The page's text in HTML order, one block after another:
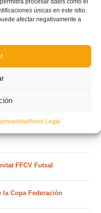
únicas en este sitio.
afectar negativamente a
Aviso Legal
de masas y se convierte
y calendarios de Lliga
FFCV Futsal
la Copa Federación